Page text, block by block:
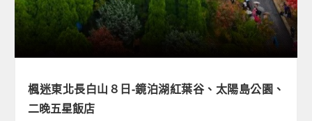
楓迷東北長白山８日-鏡泊湖紅葉谷、太陽島公園、
二晚五星飯店